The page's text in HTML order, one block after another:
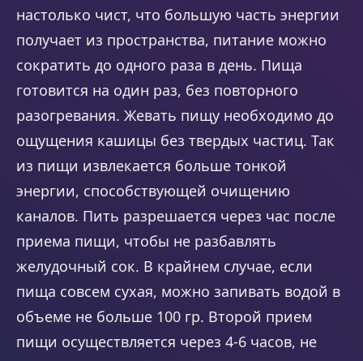
настолько чист, что большую часть энергии
получает из пространства, питание можно
сократить до одного раза в день. Пища
готовится на один раз, без повторного
разогревания. Жевать пищу необходимо до
ощущения кашицы без твердых частиц. Так
из пищи извлекается больше тонкой
энергии, способствующей очищению
каналов. Пить разрешается через час после
приема пищи, чтобы не разбавлять
желудочный сок. В крайнем случае, если
пища совсем сухая, можно запивать водой в
объеме не больше 100 гр. Второй прием
пищи осуществляется через 4-6 часов, не